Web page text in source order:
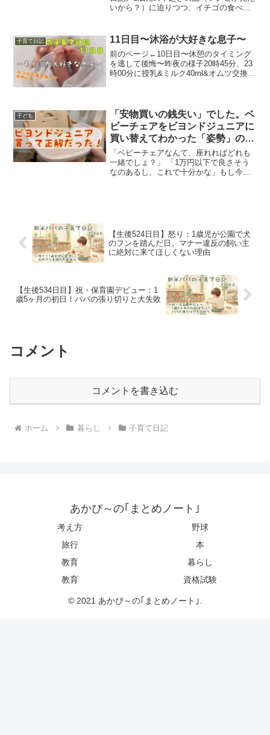
いから？）に迫りつつ、イチゴの食べ過
れ」の大惨事に😇絶望からの洗濯ドキュ
メントと、油断大敵な日々の記録です。
子育て日記 11日目〜沐浴が大好きな息子〜
前のページ←10日目〜休憩のタイミング
を逃して後悔〜昨夜の様子20時45分、23
時00分に授乳&ミルク40ml&オムツ交換。
子ども
「安物買いの銭失い」でした。ベ
ビーチェアをビヨンドジュニアに
買い替えてわかった「姿勢」の重
要性と絶対的な差
「ベビーチェアなんて、座れればどれも
一緒でしょ？」 「1万円以下で良さそう
なのあるし、これで十分かな」もし今、
【生後524日目】怒り：1歳児が公園で犬
のフンを踏んだ日。マナー違反の飼い主
に絶対に来てほしくない理由
【生後534日目】祝・保育園デビュー：1
歳5ヶ月の初日！パパの張り切りと大失敗
コメント
コメントを書き込む
ホーム 暮らし 子育て日記
あかぴ～の｢まとめノート｣
考え方
野球
旅行
本
教育
暮らし
教育
資格試験
© 2021 あかぴ～の｢まとめノート｣.